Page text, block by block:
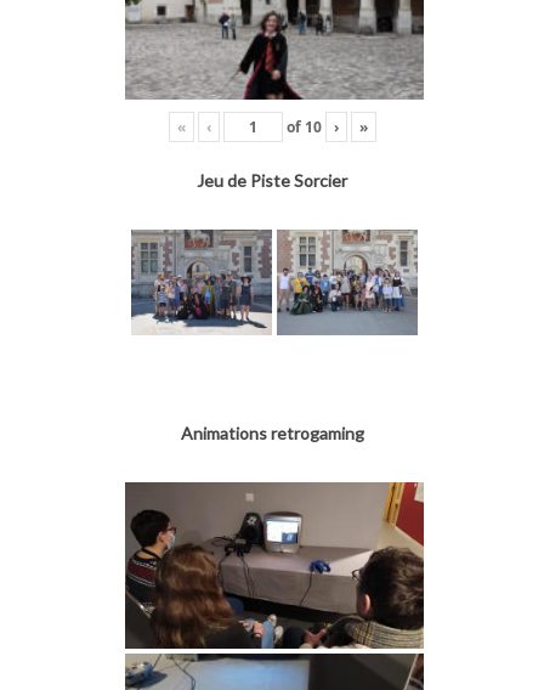
« ‹ of 10 › »
Jeu de Piste Sorcier
Animations retrogaming